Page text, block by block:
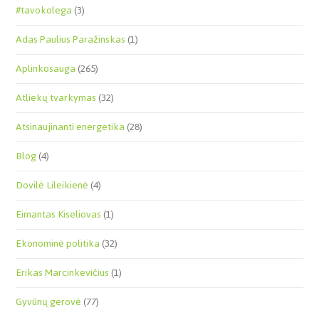
#tavokolega(3)
Adas Paulius Paražinskas(1)
Aplinkosauga(265)
Atliekų tvarkymas(32)
Atsinaujinanti energetika(28)
Blog(4)
Dovilė Lileikienė(4)
Eimantas Kiseliovas(1)
Ekonominė politika(32)
Erikas Marcinkevičius(1)
Gyvūnų gerovė(77)